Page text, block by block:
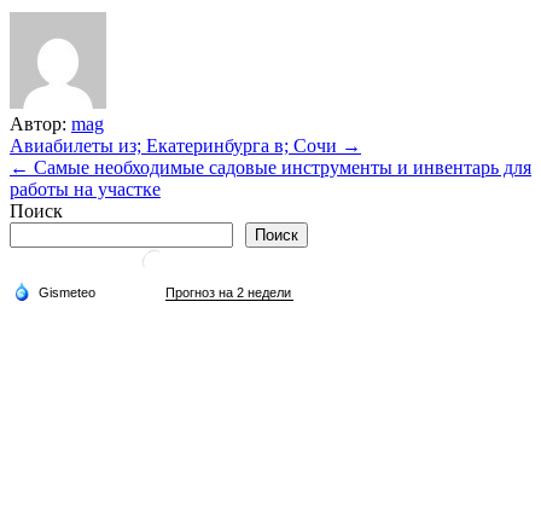
Автор: mag
Навигация
по
записям
Авиабилеты из; Екатеринбурга в; Сочи →
← Самые необходимые садовые инструменты и инвентарь для
работы на участке
Поиск
Поиск